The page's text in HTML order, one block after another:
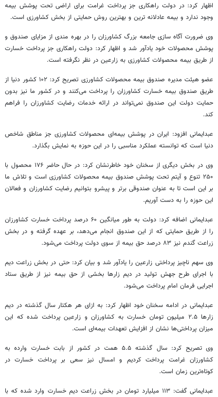
اظهار کرد: در دولت راهکاری جز پرداخت غرامت برای اراضی تحت پوشش بیمه
وجود ندارد و بیمه عادلانه ترین و بهترین روش حمایتی از بخش کشاورزی است.
وی ضرورت آگاه سازی جامعه بزرگ کشاورزان را در بهره مندیاز مزایای صندوق و
پوشش محصولات خود یادآور شد و اظهار کرد: دولت راهکاری جز پرداخت خسارت
از طریق بیمه محصولات کشاورزی به زارعین در نظر نگرفته است.
عضو هیئت مدیره صندوق بیمه محصولات کشاورزی تصریح کرد: ۱۰۲ کشور دنیا از
طریق صندوق بیمه خسارت کشاورزان را پرداخت می‌کنند و در کشور ما نیز بدون
حمایت دولت این صندوق نمی‌تواند در ارائه خدمات رضایت کشاورزان را فراهم
کند.
عبدایمانی افزود: ایران در پوشش بیمه‌ای محصولات کشاورزی جز مناطق شاخص
دنیا است که توانسته عملکرد مناسبی را در این حوزه به نمایش بگذارد.
وی در بخش دیگری از سخنان خود خاطرنشان کرد: در حال حاضر ۱۷۶ محصول با
۲۵۰ تنوع و آیتم تحت پوشش صندوق بیمه محصولات کشاورزی است و تلاش ما
بر این است تا به عنوان صندوقی برتر و پیشرو بتوانیم رضایت کشاورزان و فعالان
این حوزه را به دست آوریم.
عبدایمانی
اضافه کرد: دولت به طور میانگین ۶۰ درصد پرداخت خسارت کشاورزان
را از طریق حمایتی که از این صندوق انجام می‌دهد، بر عهده گرفته و در بخش
زراعت گندم نیز ۸۳ درصد حق بیمه از سوی دولت پرداخت می‌شود.
وی سهم ناچیز پرداختی زارعین را یادآور شد و بیان کرد: حتی در بخش زراعت دیم
با اجرای طرح جهش تولید در دیمزارها بخشی از حق بیمه نیز از طریق ستاد
اجرایی فرمان امام پرداخت می‌شود.
عبدایمانی در ادامه سخنان خود اظهار کرد: به ازای هر هکتار سال گذشته در دیم
زارها ۲.۵ میلیون تومان خسارت به کشاورزان و زارعین پرداخت شده که این
میزان پرداختی‌ها نشان از افزایش تعهدات بیمه‌ای است.
وی تصریح کرد: سال گذشته ۵.۵ همت در کشور از بابت خسارت وارده به
کشاورزان غرامت پرداخت کردیم و امسال نیز سعی بر پرداخت خسارت در
کوتاه‌ترین زمان است.
عبدایمانیگفت: ۱۱۳ میلیارد تومان در بخش زراعت دیم خسارت وارد شده که با